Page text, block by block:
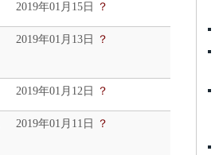
2019年01月15日 ？
2019年01月13日 ？
2019年01月12日 ？
2019年01月11日 ？